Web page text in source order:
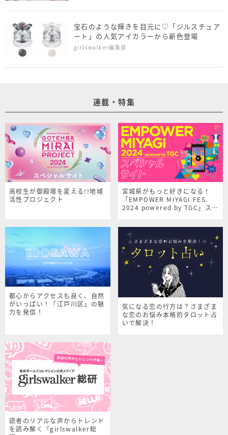
宝石のような輝きを目元に♡「ジルスチュア
ート」の人気アイカラーから新色登場
girlswalker編集部
連載・特集
高校生が御殿場を変える!!地域
活性プロジェクト
宮城県がもっと好きになる！
「EMPOWER MIYAGI FES.
2024 powered by TGC」スペ
都心からアクセスも良く、自然
がいっぱい！「江戸川区」の魅
力を発信！
気になる恋の行方は？さまざま
な恋のお悩み本格的タロット占
いで解決！
読者のリアルな声からトレンド
を読み解く『girlswalker総